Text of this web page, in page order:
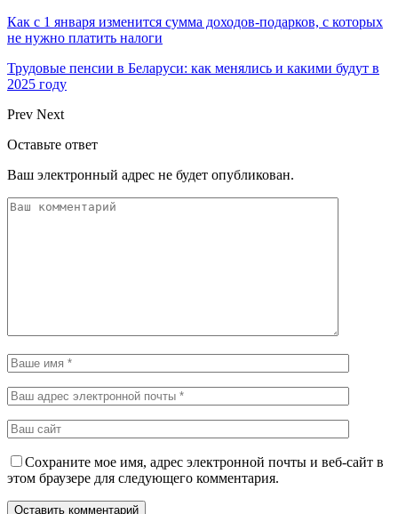
Как с 1 января изменится сумма доходов-подарков, с которых
не нужно платить налоги
Трудовые пенсии в Беларуси: как менялись и какими будут в
2025 году
Prev Next
Оставьте ответ
Ваш электронный адрес не будет опубликован.
Сохраните мое имя, адрес электронной почты и веб-сайт в
этом браузере для следующего комментария.